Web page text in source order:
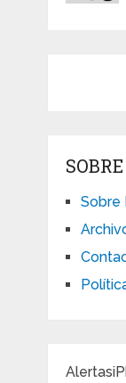
Sobre